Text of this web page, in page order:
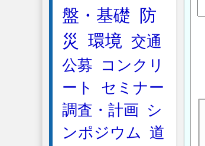
盤・基礎
防
災
環境 交通
公募
コンクリ
ート
セミナー
調査・計画
シ
ンポジウム 道